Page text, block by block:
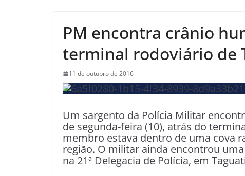
PM encontra crânio
terminal rodoviário de
11 de outubro de 2016
Um sargento da Polícia Militar
de segunda-feira (10), atrás do
membro estava dentro de uma cova
região. O militar ainda encontrou
na 21ª Delegacia de Polícia, em